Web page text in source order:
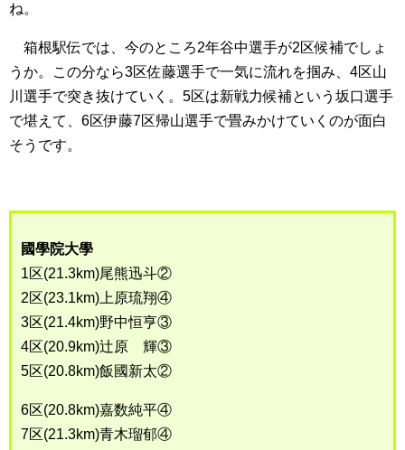
ね。
箱根駅伝では、今のところ2年谷中選手が2区候補でしょ
うか。この分なら3区佐藤選手で一気に流れを掴み、4区山
川選手で突き抜けていく。5区は新戦力候補という坂口選手
で堪えて、6区伊藤7区帰山選手で畳みかけていくのが面白
そうです。
國學院大學
1区(21.3km)尾熊迅斗②
2区(23.1km)上原琉翔④
3区(21.4km)野中恒亨③
4区(20.9km)辻原 輝③
5区(20.8km)飯國新太②
6区(20.8km)嘉数純平④
7区(21.3km)青木瑠郁④